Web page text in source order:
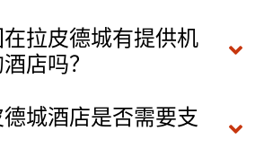
拉皮德城有提供机
店吗？
城酒店是否需要支